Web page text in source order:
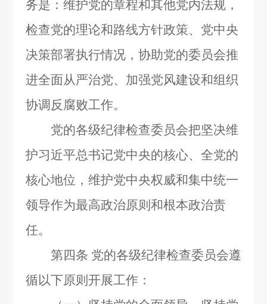
务是：维护党的章程和其他党内法规，
检查党的理论和路线方针政策、党中央
决策部署执行情况，协助党的委员会推
进全面从严治党、加强党风建设和组织
协调反腐败工作。
党的各级纪律检查委员会把坚决维
护习近平总书记党中央的核心、全党的
核心地位，维护党中央权威和集中统一
领导作为最高政治原则和根本政治责
任。
第四条 党的各级纪律检查委员会遵
循以下原则开展工作：